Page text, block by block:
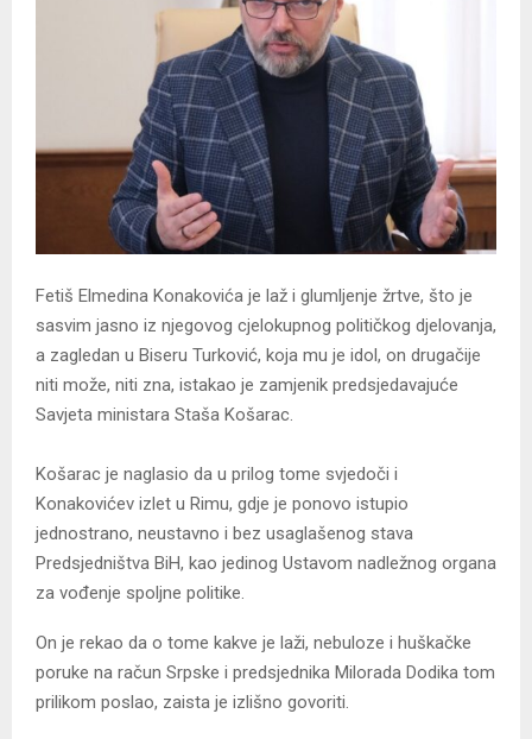
Fetiš Elmedina Konakovića je laž i glumljenje žrtve, što je
sasvim jasno iz njegovog cjelokupnog političkog djelovanja,
a zagledan u Biseru Turković, koja mu je idol, on drugačije
niti može, niti zna, istakao je zamjenik predsjedavajuće
Savjeta ministara Staša Košarac.
Košarac je naglasio da u prilog tome svjedoči i
Konakovićev izlet u Rimu, gdje je ponovo istupio
jednostrano, neustavno i bez usaglašenog stava
Predsjedništva BiH, kao jedinog Ustavom nadležnog organa
za vođenje spoljne politike.
On je rekao da o tome kakve je laži, nebuloze i huškačke
poruke na račun Srpske i predsjednika Milorada Dodika tom
prilikom poslao, zaista je izlišno govoriti.